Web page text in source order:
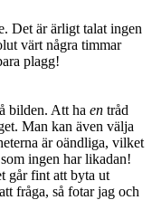
Det är ärligt talat ingen
värt några timmar
plagg!
bilden. Att ha en tråd
Man kan även välja
är oändliga, vilket
ingen har likadan!
går fint att byta ut
fråga, så fotar jag och